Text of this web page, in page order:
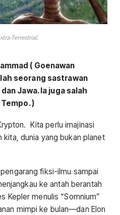
Terrestrial.
( Goenawan
seorang sastrawan
Jawa. Ia juga salah
)
Kita perlu imajinasi
kita, dunia yang bukan planet
fiksi-ilmu sampai
ke antah berantah
Kepler menulis “Somnium”
mimpi ke bulan—dan Elon